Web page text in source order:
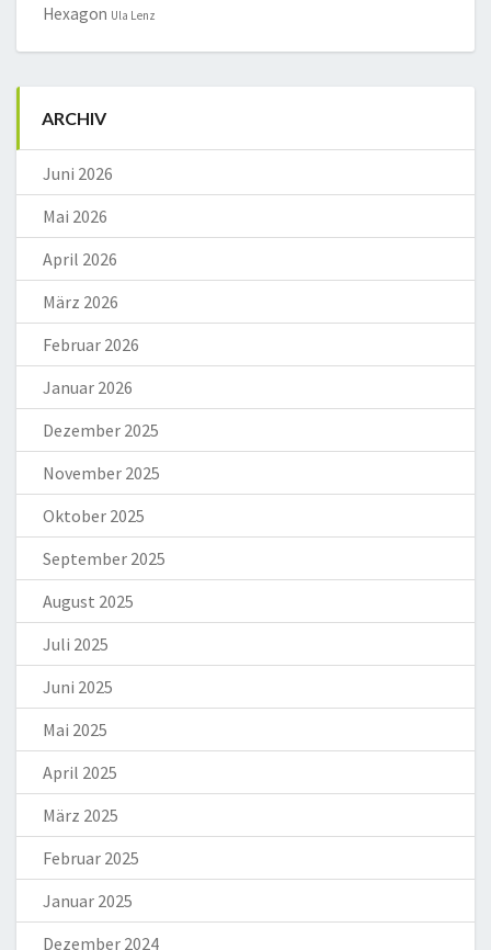
Hexagon Ula Lenz
ARCHIV
Juni 2026
Mai 2026
April 2026
März 2026
Februar 2026
Januar 2026
Dezember 2025
November 2025
Oktober 2025
September 2025
August 2025
Juli 2025
Juni 2025
Mai 2025
April 2025
März 2025
Februar 2025
Januar 2025
Dezember 2024